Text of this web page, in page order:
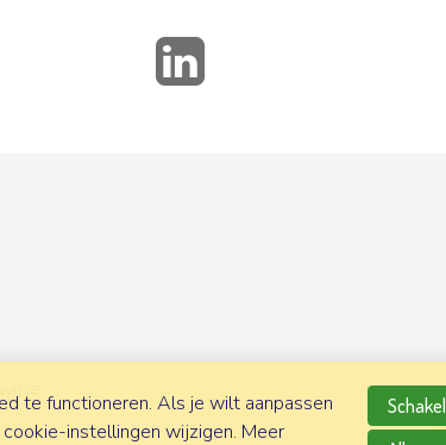
te functioneren. Als je wilt aanpassen
instellingen wijzigen. Meer